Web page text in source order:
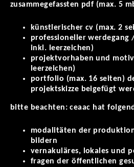
zusammegefassten pdf (max. 5
künstlerischer cv (max. 2
professioneller werdegang
inkl. leerzeichen)
projektvorhaben und
leerzeichen)
portfolio (max. 16 seiten)
projektskizze beigefügt
bitte beachten: ceaac hat
modalitäten der
bildern
vernakuläres, lokales und
fragen der öffentlichen